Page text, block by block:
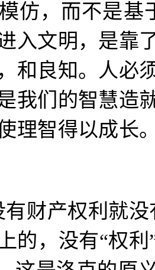
仿，而不是基
入文明，是靠
和良知。人必
我们的智慧造
理智得以成长
有财产权利就
的，没有“权利